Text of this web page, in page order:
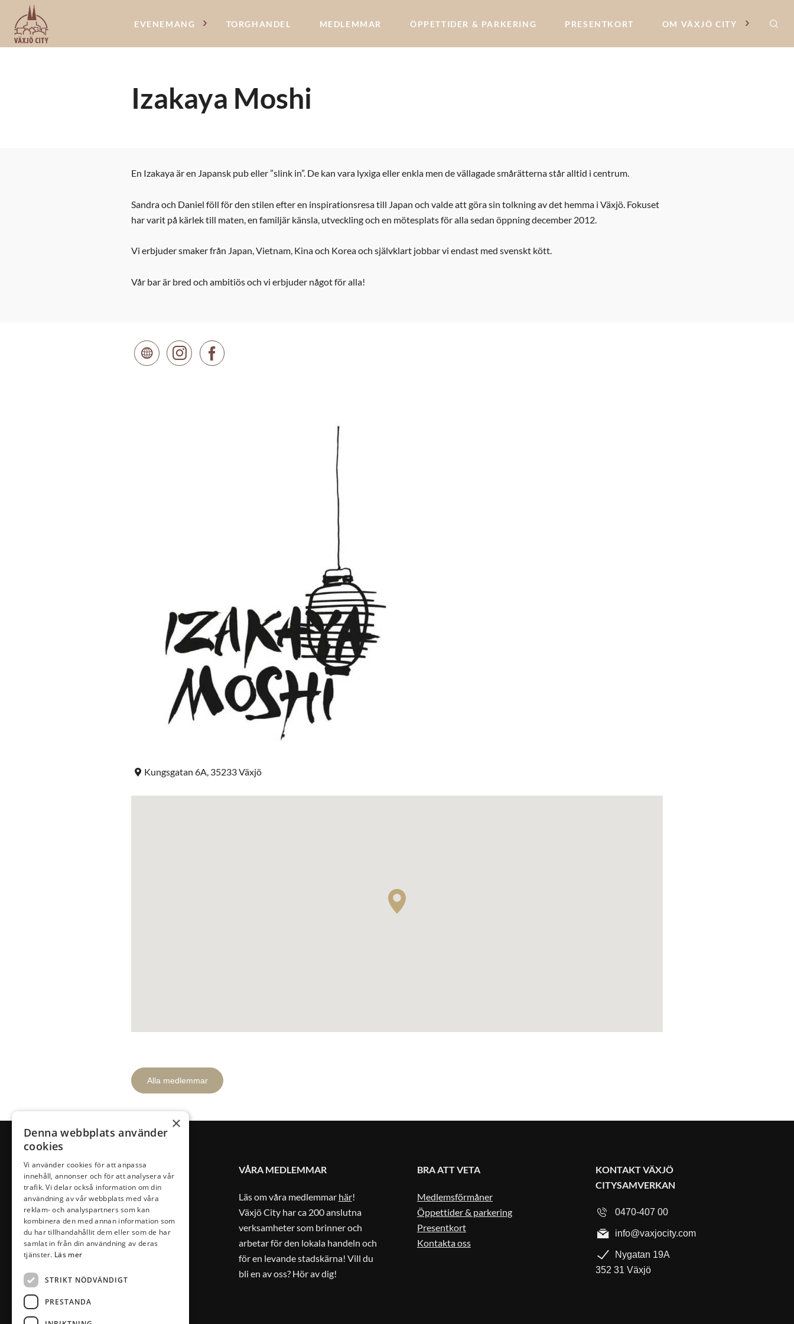
EVENEMANG TORGHANDEL MEDLEMMAR ÖPPETTIDER & PARKERING PRESENTKORT OM VÄXJÖ CITY
Izakaya Moshi
En Izakaya är en Japansk pub eller ”slink in”. De kan vara lyxiga eller enkla men de vällagade smårätterna står alltid i centrum.
Sandra och Daniel föll för den stilen efter en inspirationsresa till Japan och valde att göra sin tolkning av det hemma i Växjö. Fokuset
har varit på kärlek till maten, en familjär känsla, utveckling och en mötesplats för alla sedan öppning december 2012.
Vi erbjuder smaker från Japan, Vietnam, Kina och Korea och självklart jobbar vi endast med svenskt kött.
Vår bar är bred och ambitiös och vi erbjuder något för alla!
Kungsgatan 6A, 35233 Växjö
Alla medlemmar
VÅRA MEDLEMMAR
Läs om våra medlemmar här!
Växjö City har ca 200 anslutna
verksamheter som brinner och
arbetar för den lokala handeln och
för en levande stadskärna! Vill du
bli en av oss? Hör av dig!
BRA ATT VETA
Medlemsförmåner
Öppettider & parkering
Presentkort
Kontakta oss
KONTAKT VÄXJÖ
CITYSAMVERKAN
0470-407 00
info@vaxjocity.com
Nygatan 19A
352 31 Växjö
×
Denna webbplats använder
cookies
Vi använder cookies för att anpassa
innehåll, annonser och för att analysera vår
trafik. Vi delar också information om din
användning av vår webbplats med våra
reklam- och analyspartners som kan
kombinera den med annan information som
du har tillhandahållit dem eller som de har
samlat in från din användning av deras
tjänster. Läs mer
STRIKT NÖDVÄNDIGT
PRESTANDA